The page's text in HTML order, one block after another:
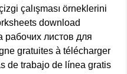
çalışması örneklerini
download
рабочих листов для
gratuites à télécharger
de trabajo de línea gratis